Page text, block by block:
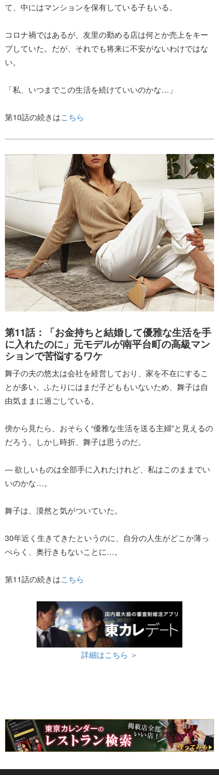
て、中にはマンションを保有している子もいる。
コロナ禍ではあるが、友里の勤める店は何とか売上をキー
プしていた。だが、それでも将来に不安がないわけではな
い。
「私、いつまでこの生活を続けていいのかな…」
第10話の続きはこちら
第11話：「お金持ちと結婚して優雅な生活を手
に入れたのに」元モデルが南平台町の高級マン
ションで苦悩するワケ
舞子の夫の悠太は会社を経営しており、家を不在にするこ
とが多い。ふたりにはまだ子どももいないため、舞子は自
由気ままに過ごしている。
傍から見たら、おそらく“優雅な生活を送る主婦”と見えるの
だろう。しかし時折、舞子は思うのだ。
― 欲しいものは全部手に入れたけれど、私はこのままでい
いのかな…。
舞子は、漠然と気がついていた。
30年近く生きてきたというのに、自分の人生がどこか薄っ
ぺらく、奥行きもないことに…。
第11話の続きはこちら
詳細はこちら ＞